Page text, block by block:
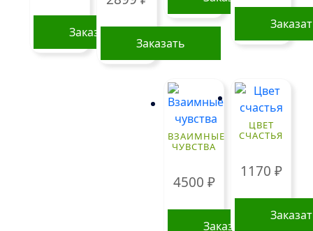
Заказать
Заказать
имеет
несколько
вариаций.
выбрать
ВЗАИМНЫЕ
ЧУВСТВА
4500 ₽
Заказать
ЦВЕТ
СЧАСТЬЯ
1170 ₽